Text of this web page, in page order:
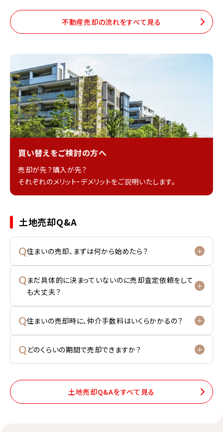
不動産売却の流れをすべて見る
買い替えをご検討の方へ
売却が先？購入が先？
それぞれのメリット・デメリットをご説明いたします。
土地売却Q&A
Q住まいの売却、まずは何から始めたら？
Qまだ具体的に決まっていないのに売却査定依頼をして
も大丈夫？
Q住まいの売却時に、仲介手数料はいくらかかるの？
Qどのくらいの期間で売却できますか？
土地売却Q&Aをすべて見る